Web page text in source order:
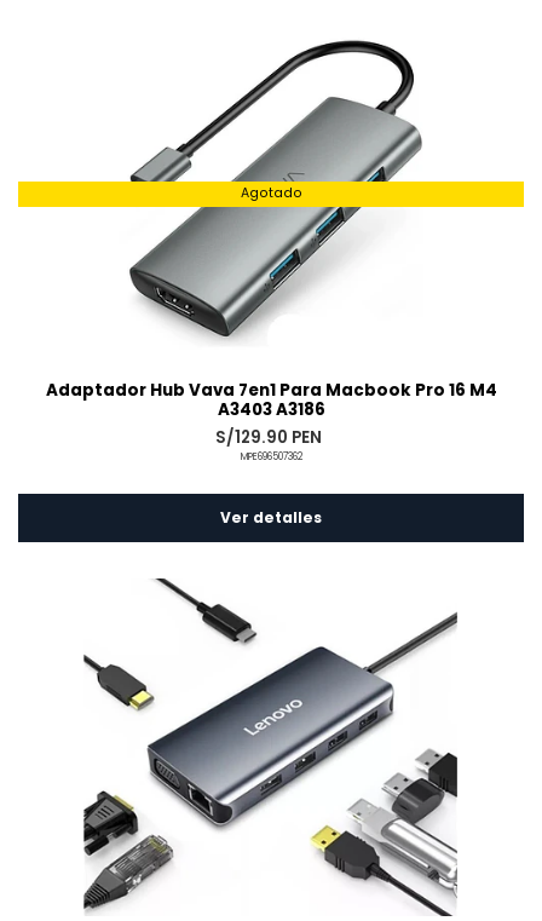
Agotado
Adaptador Hub Vava 7en1 Para Macbook Pro 16 M4
A3403 A3186
S/129.90 PEN
MPE696507362
Ver detalles